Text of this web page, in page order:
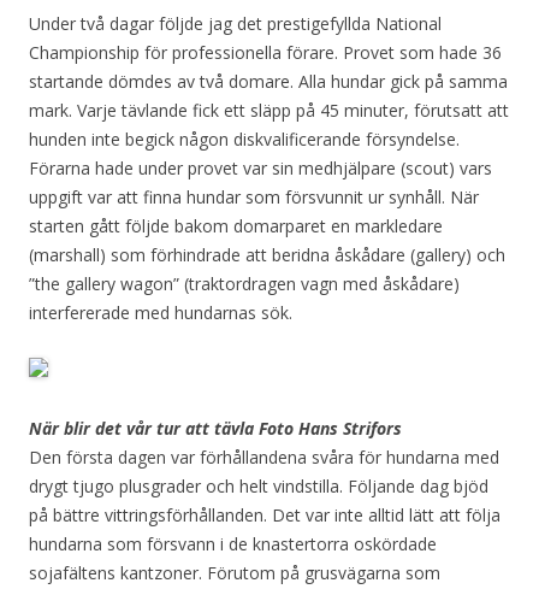
Under två dagar följde jag det prestigefyllda National
Championship för professionella förare. Provet som hade 36
startande dömdes av två domare. Alla hundar gick på samma
mark. Varje tävlande fick ett släpp på 45 minuter, förutsatt att
hunden inte begick någon diskvalificerande försyndelse.
Förarna hade under provet var sin medhjälpare (scout) vars
uppgift var att finna hundar som försvunnit ur synhåll. När
starten gått följde bakom domarparet en markledare
(marshall) som förhindrade att beridna åskådare (gallery) och
”the gallery wagon” (traktordragen vagn med åskådare)
interfererade med hundarnas sök.
När blir det vår tur att tävla Foto Hans Strifors
Den första dagen var förhållandena svåra för hundarna med
drygt tjugo plusgrader och helt vindstilla. Följande dag bjöd
på bättre vittringsförhållanden. Det var inte alltid lätt att följa
hundarna som försvann i de knastertorra oskördade
sojafältens kantzoner. Förutom på grusvägarna som